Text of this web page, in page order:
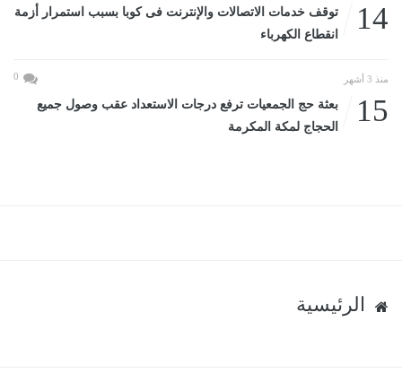
14
توقف خدمات الاتصالات والإنترنت فى كوبا بسبب استمرار أزمة
انقطاع الكهرباء
منذ 3 أشهر 0
15
بعثة حج الجمعيات ترفع درجات الاستعداد عقب وصول جميع
الحجاج لمكة المكرمة
الرئيسية